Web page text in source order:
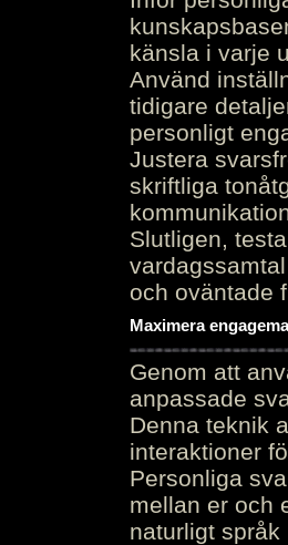
känsla i varje
Använd
tidigare
personligt
Justera
skriftliga
Slutligen,
och oväntade
Maximera
Genom att
anpassade
Denna teknik
interaktioner
Personliga
mellan er och
naturligt